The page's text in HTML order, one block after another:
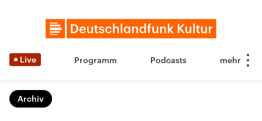
Live Programm Podcasts
Archiv